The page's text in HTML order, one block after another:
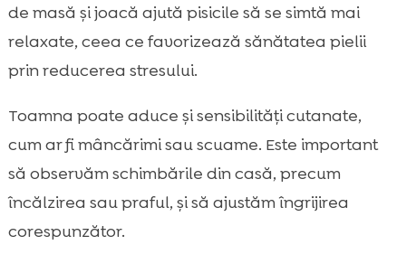
de masă și joacă ajută pisicile să se simtă mai
relaxate, ceea ce favorizează sănătatea pielii
prin reducerea stresului.
Toamna poate aduce și sensibilități cutanate,
cum ar fi mâncărimi sau scuame. Este important
să observăm schimbările din casă, precum
încălzirea sau praful, și să ajustăm îngrijirea
corespunzător.